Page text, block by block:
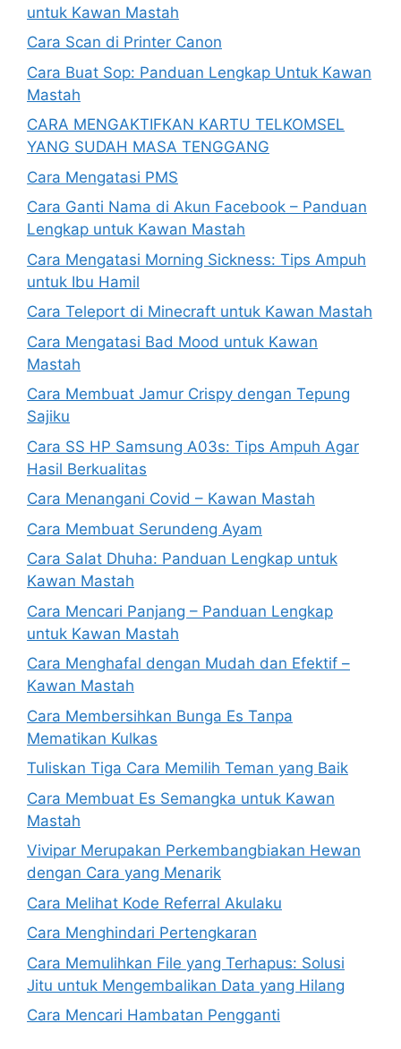
untuk Kawan Mastah
Cara Scan di Printer Canon
Cara Buat Sop: Panduan Lengkap Untuk Kawan
Mastah
CARA MENGAKTIFKAN KARTU TELKOMSEL
YANG SUDAH MASA TENGGANG
Cara Mengatasi PMS
Cara Ganti Nama di Akun Facebook – Panduan
Lengkap untuk Kawan Mastah
Cara Mengatasi Morning Sickness: Tips Ampuh
untuk Ibu Hamil
Cara Teleport di Minecraft untuk Kawan Mastah
Cara Mengatasi Bad Mood untuk Kawan
Mastah
Cara Membuat Jamur Crispy dengan Tepung
Sajiku
Cara SS HP Samsung A03s: Tips Ampuh Agar
Hasil Berkualitas
Cara Menangani Covid – Kawan Mastah
Cara Membuat Serundeng Ayam
Cara Salat Dhuha: Panduan Lengkap untuk
Kawan Mastah
Cara Mencari Panjang – Panduan Lengkap
untuk Kawan Mastah
Cara Menghafal dengan Mudah dan Efektif –
Kawan Mastah
Cara Membersihkan Bunga Es Tanpa
Mematikan Kulkas
Tuliskan Tiga Cara Memilih Teman yang Baik
Cara Membuat Es Semangka untuk Kawan
Mastah
Vivipar Merupakan Perkembangbiakan Hewan
dengan Cara yang Menarik
Cara Melihat Kode Referral Akulaku
Cara Menghindari Pertengkaran
Cara Memulihkan File yang Terhapus: Solusi
Jitu untuk Mengembalikan Data yang Hilang
Cara Mencari Hambatan Pengganti